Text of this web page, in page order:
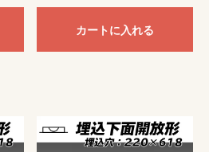
カートに入れる